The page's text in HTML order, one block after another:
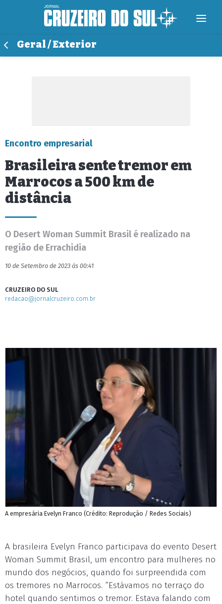
Geral / Exterior
Encontro empresarial
Brasileira sente tremor em
Marrocos a 500 km de
distância
O Desert Woman Summit Brasil é realizado na
região de Errachidia
10 de Setembro de 2023 às 00:41
CRUZEIRO DO SUL
redacao@jornalcruzeiro.com.br
A empresária Evelyn Franco (Crédito: Reprodução / Redes Sociais)
A brasileira Evelyn Franco participava do evento Desert
Woman Summit Brasil, um encontro para mulheres no
mundo dos negócios, quando foi surpreendida com
os tremores no Marrocos. “Estávamos no terraço do
hotel quando sentimos o tremor. Estava falando com